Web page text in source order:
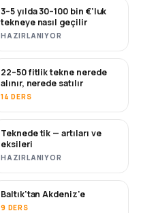
YENI
3–5 yılda 30–100 bin €'luk
tekneye nasıl geçilir
HAZIRLANIYOR
YAKINDA
22–50 fitlik tekne nerede
alınır, nerede satılır
14 DERS
YAKINDA
Teknede tik — artıları ve
eksileri
HAZIRLANIYOR
YAKINDA
Baltık'tan Akdeniz'e
9 DERS